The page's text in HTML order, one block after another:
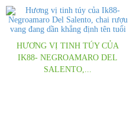
HƯƠNG VỊ TINH TÚY CỦA
IK88- NEGROAMARO DEL
SALENTO,...